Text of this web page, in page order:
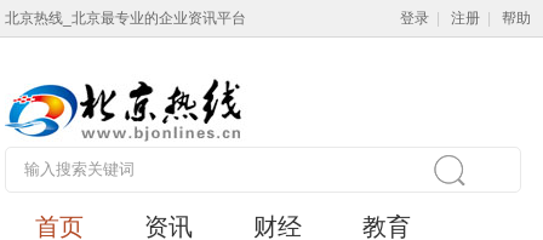
北京热线_北京最专业的企业资讯平台 登录 注册 帮助
首页 资讯 财经 教育